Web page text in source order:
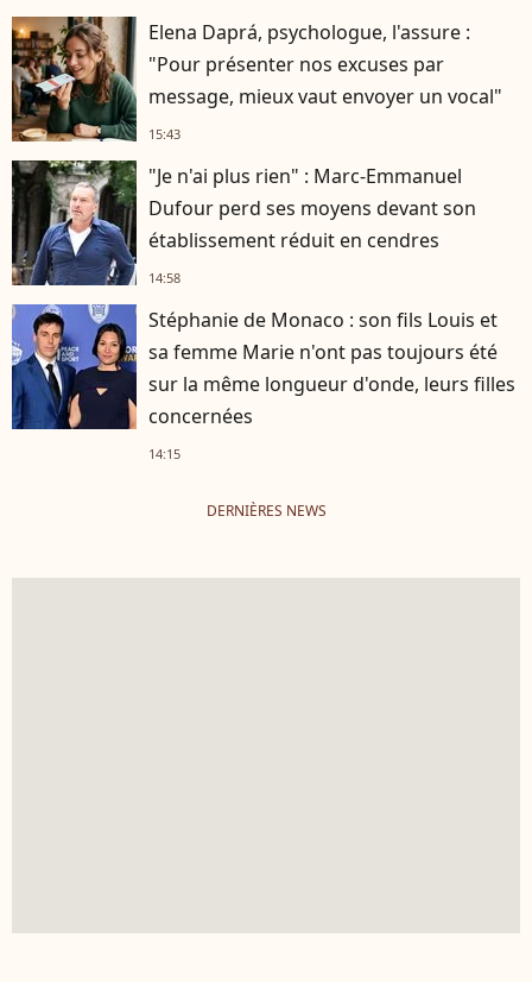
Elena Daprá, psychologue, l'assure :
"Pour présenter nos excuses par
message, mieux vaut envoyer un vocal"
15:43
"Je n'ai plus rien" : Marc-Emmanuel
Dufour perd ses moyens devant son
établissement réduit en cendres
14:58
Stéphanie de Monaco : son fils Louis et
sa femme Marie n'ont pas toujours été
sur la même longueur d'onde, leurs filles
concernées
14:15
DERNIÈRES NEWS